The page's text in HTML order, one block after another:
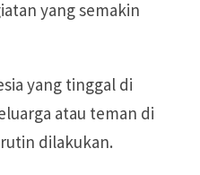
yang semakin
yang tinggal di
atau teman di
dilakukan.